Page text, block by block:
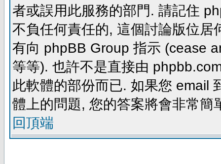
者或誤用此服務的部門. 請記住
不負任何責任的, 這個討論版位
有向 phpBB Group 指示 (cease
等等). 也許不是直接由
此軟體的部份而已. 如果您 email
體上的問題, 您的答案將會非常簡
回頂端